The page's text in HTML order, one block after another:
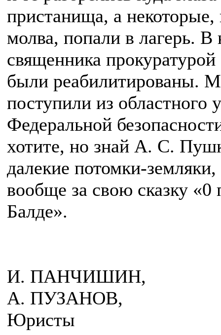
пристанища, а некоторые,
молва, попали в лагерь. В
священника
были реабилитированы.
поступили из областного
Федеральной
хотите, но знай А. С.
далекие потомки-
вообще за свою сказку «0
Балде».
И. ПАНЧИШИН,
А. ПУЗАНОВ,
Юристы